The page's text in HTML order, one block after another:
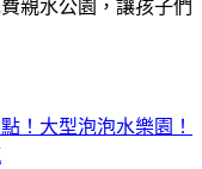
親水公園，讓孩子們
！大型泡泡水樂園！